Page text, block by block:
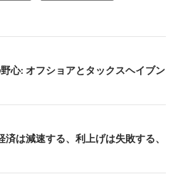
心: オフショアとタックスヘイブン
は減速する、利上げは失敗する、